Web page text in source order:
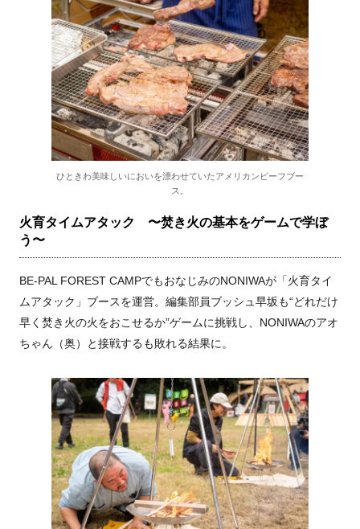
ひときわ美味しいにおいを漂わせていたアメリカンビーフブー
ス。
火育タイムアタック 〜焚き火の基本をゲームで学ぼ
う〜
BE-PAL FOREST CAMPでもおなじみのNONIWAが「火育タイ
ムアタック」ブースを運営。編集部員ブッシュ早坂も“どれだけ
早く焚き火の火をおこせるか”ゲームに挑戦し、NONIWAのアオ
ちゃん（奥）と接戦するも敗れる結果に。